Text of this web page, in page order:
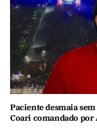
Paciente desmaia
Coari comandado